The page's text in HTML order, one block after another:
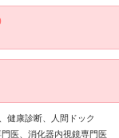
健康診断、人間ドック
医、消化器内視鏡専門医